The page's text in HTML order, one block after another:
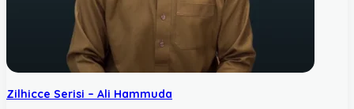
Zilhicce Serisi – Ali Hammuda